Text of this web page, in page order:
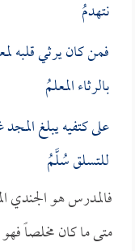
نتهدمُ
فمن كان يرثي
بالرثاء المعلمُ
على كتفيه يبلغ
للتسلق سُلَّمُ
فالمدرس هو الجندي
متى ما كان مخلصاً